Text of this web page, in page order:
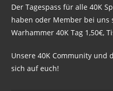
Der Tagespass für alle 40K
haben oder Member bei uns
Warhammer 40K Tag 1,50€,
Unsere 40K Community und
sich auf euch!